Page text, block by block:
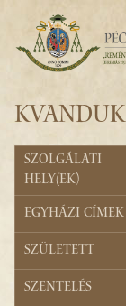
Szolgálati
hely(ek)
Egyházi címek
Született
Szentelés